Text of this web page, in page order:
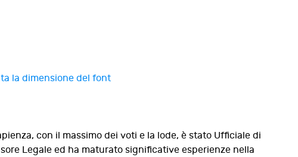
con il massimo dei voti e la lode, è stato Ufficiale di
Legale ed ha maturato significative esperienze nella